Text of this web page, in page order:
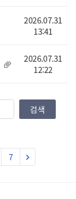
2026.07.31
13:41
2026.07.31
12:22
검색
7 keyboard_arrow_right